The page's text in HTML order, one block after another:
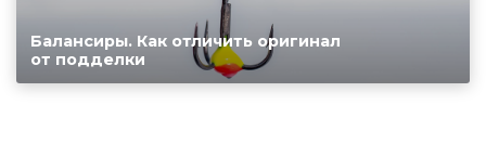
Балансиры. Как отличить оригинал
от подделки